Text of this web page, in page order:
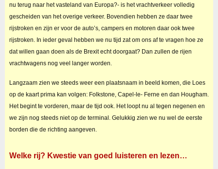
nu terug naar het vasteland van Europa?- is het vrachtverkeer volledig
gescheiden van het overige verkeer. Bovendien hebben ze daar twee
rijstroken en zijn er voor de auto’s, campers en motoren daar ook twee
rijstroken. In ieder geval hebben we nu tijd zat om ons af te vragen hoe ze
dat willen gaan doen als de Brexit echt doorgaat? Dan zullen de rijen
vrachtwagens nog veel langer worden.
Langzaam zien we steeds weer een plaatsnaam in beeld komen, die Loes
op de kaart prima kan volgen: Folkstone, Capel-le- Ferne en dan Hougham.
Het begint te vorderen, maar de tijd ook. Het loopt nu al tegen negenen en
we zijn nog steeds niet op de terminal. Gelukkig zien we nu wel de eerste
borden die de richting aangeven.
Welke rij? Kwestie van goed luisteren en lezen…